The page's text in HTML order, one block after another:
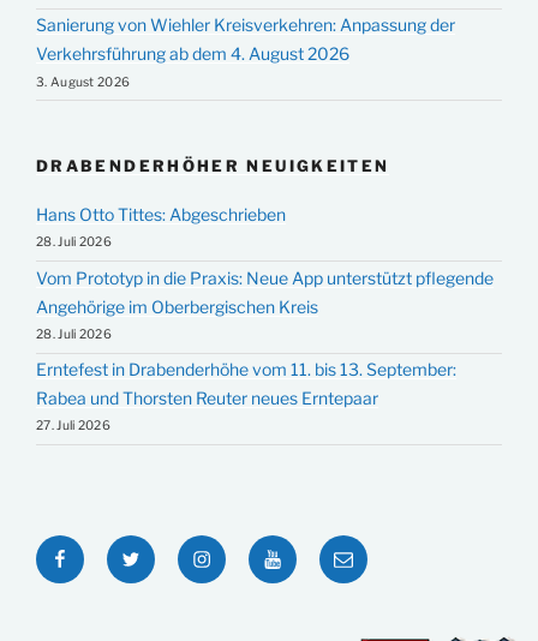
Sanierung von Wiehler Kreisverkehren: Anpassung der
Verkehrsführung ab dem 4. August 2026
3. August 2026
DRABENDERHÖHER NEUIGKEITEN
Hans Otto Tittes: Abgeschrieben
28. Juli 2026
Vom Prototyp in die Praxis: Neue App unterstützt pflegende
Angehörige im Oberbergischen Kreis
28. Juli 2026
Erntefest in Drabenderhöhe vom 11. bis 13. September:
Rabea und Thorsten Reuter neues Erntepaar
27. Juli 2026
FacebookTwitter InstagramYouTubeE-
Mail